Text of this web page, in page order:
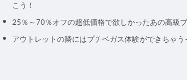
こう！
25％～70％オフの超低価格で欲しかったあの高級
アウトレットの隣にはプチベガス体験ができちゃう